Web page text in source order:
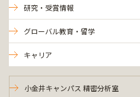
研究・受賞情報
グローバル教育・留学
キャリア
小金井キャンパス 精密分析室